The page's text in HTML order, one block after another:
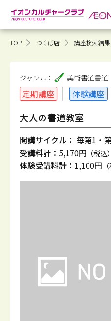
TOP つくば店 講座検索結果
ジャンル： 美術書道書道
定期講座 体験講座
大人の書道教室
開講サイクル： 毎第1・
受講料計： 5,170円 （税
体験受講料計： 1,100円